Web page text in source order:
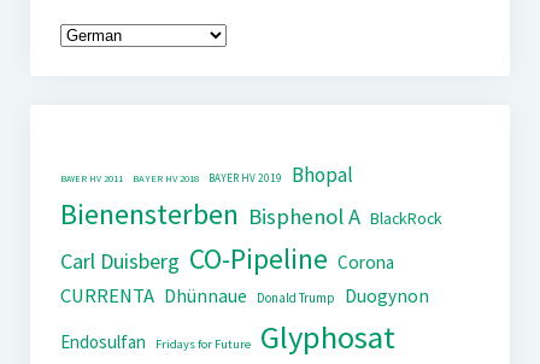
BAYER HV 2011 BAYER HV 2018 BAYER HV 2019 Bhopal
Bienensterben Bisphenol A BlackRock
Carl Duisberg CO-Pipeline Corona
CURRENTA Dhünnaue Donald Trump
Duogynon
Endosulfan
Fridays for Future Glyphosat